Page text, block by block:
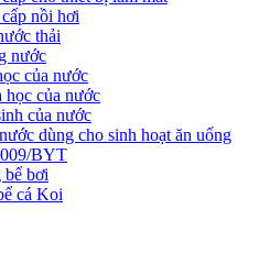
nồi hơi
thải
nước
của nước
học của nước
của nước
dùng cho sinh hoạt ăn uống
BYT
bể bơi
cá Koi